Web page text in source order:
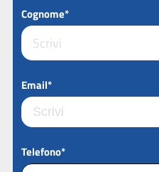
Cognome*
Email*
Telefono*